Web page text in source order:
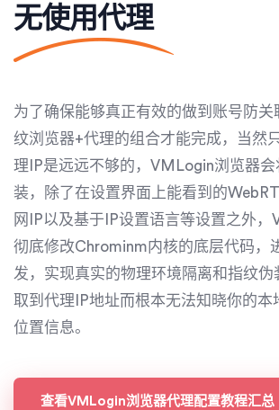
无使用代理​
为了确保能够真正有效的做到账号防关
纹浏览器+代理的组合才能完成，当然
理IP是远远不够的，VMLogin浏览器会
装，除了在设置界面上能看到的
网IP以及基于IP设置语言等设置之外
彻底修改Chrominm内核的底层代码，
发，实现真实的物理环境隔离和指纹伪
取到代理IP地址而根本无法知晓你的本
位置信息。
查看VMLogin浏览器代理配置教程汇总